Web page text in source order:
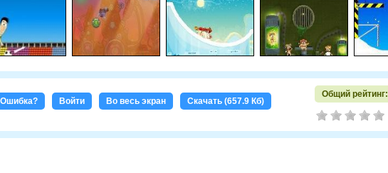
Ошибка? Войти Во весь экран Скачать (657.9 Кб)
Общий рейтинг: